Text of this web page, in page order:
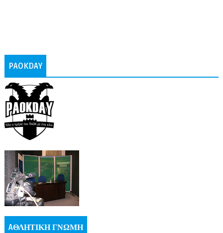
PAOKDAY
AΘΛΗΤΙΚΗ ΓΝΩΜΗ